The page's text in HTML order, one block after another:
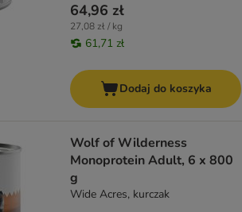
64,96 zł
27,08 zł / kg
61,71 zł
Dodaj do koszyka
Wolf of Wilderness
Monoprotein Adult, 6 x 800
g
Wide Acres, kurczak